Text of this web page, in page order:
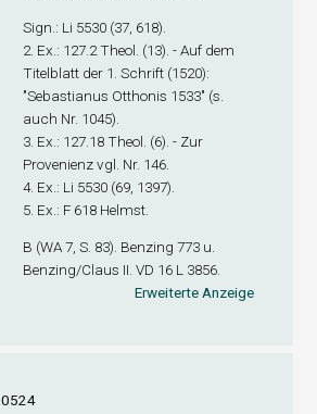
Sign .: Li 5530 (37, 618).
2. Ex .: 127.2 Theol. (13). - Auf dem
Titelblatt der 1. Schrift (1520):
"Sebastianus Otthonis 1533" (s.
auch Nr. 1045).
3. Ex .: 127.18 Theol. (6). - Zur
Provenienz vgl. Nr. 146.
4. Ex .: Li 5530 (69, 1397).
5. Ex .: F 618 Helmst.
B (WA 7, S. 83). Benzing 773 u.
Benzing/Claus II. VD 16 L 3856.
Erweiterte Anzeige
0524